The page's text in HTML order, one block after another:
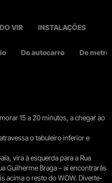
VIR INSTALAÇÕES
De autocarro De metro
15 a 20 minutos, a chegar ao
o tabuleiro inferior e
vira à esquerda para a Rua
Guilherme Braga – aí encontrarás
acima o resto do WOW. Diverte-